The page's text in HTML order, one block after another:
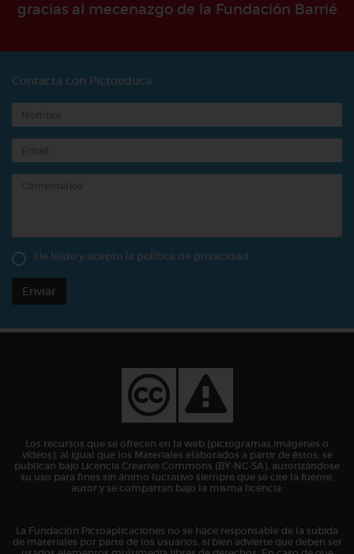
gracias al mecenazgo de la Fundación Barrié
Contacta con Pictoeduca
He leído y acepto la política de privacidad
Enviar
Los recursos que se ofrecen en la web (pictogramas,imágenes o
vídeos), al igual que los Materiales elaborados a partir de éstos, se
publican bajo Licencia Creative Commons (BY-NC-SA), autorizándose
su uso para fines sin ánimo lucrativo siempre que se cite la fuente,
autor y se compartan bajo la misma licencia.
La Fundación Pictoaplicaciones no se hace responsable de la subida
de materiales por parte de los usuarios, si bien advierte que deben ser